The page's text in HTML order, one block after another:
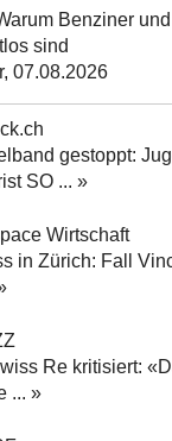
Benziner
sind
07.08.2026
gestoppt:
SO ... »
in Zürich: Fall
Re kritisiert:
... »